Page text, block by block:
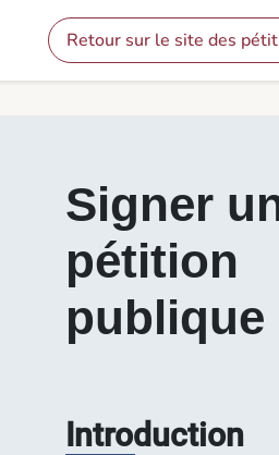
Signer une pétition - Pétitions
Retour sur le site des
Signer
pétition
publique
Introduction